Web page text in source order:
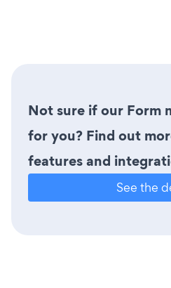
Not sure if our Form
for you? Find out
features and
See the